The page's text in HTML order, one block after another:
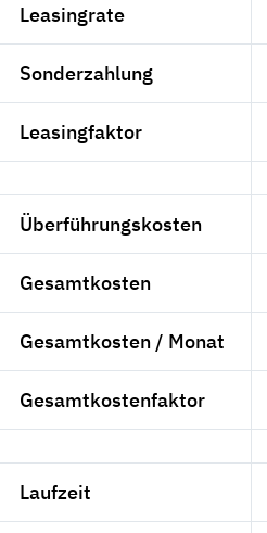
Leasingrate
Sonderzahlung
Leasingfaktor
Überführungskosten
Gesamtkosten
Gesamtkosten / Monat
Gesamtkostenfaktor
Laufzeit